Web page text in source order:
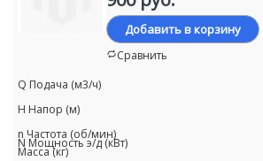
Добавить в корзину
Сравнить